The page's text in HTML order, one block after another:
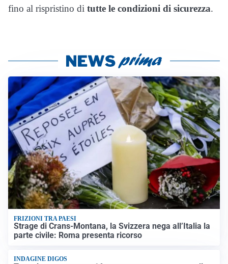
fino al rispristino di tutte le condizioni di sicurezza.
FRIZIONI TRA PAESI
Strage di Crans-Montana, la Svizzera nega all’Italia la
parte civile: Roma presenta ricorso
INDAGINE DIGOS